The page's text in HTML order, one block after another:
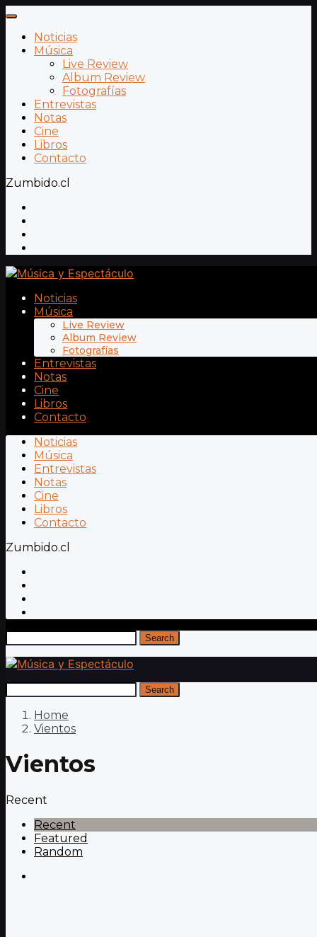
Noticias
Música
Live Review
Album Review
Fotografías
Entrevistas
Notas
Cine
Libros
Contacto
Zumbido.cl
Noticias
Música
Live Review
Album Review
Fotografías
Entrevistas
Notas
Cine
Libros
Contacto
Noticias
Música
Entrevistas
Notas
Cine
Libros
Contacto
Zumbido.cl
Search
Search
Home
Vientos
Vientos
Recent
Recent
Featured
Random